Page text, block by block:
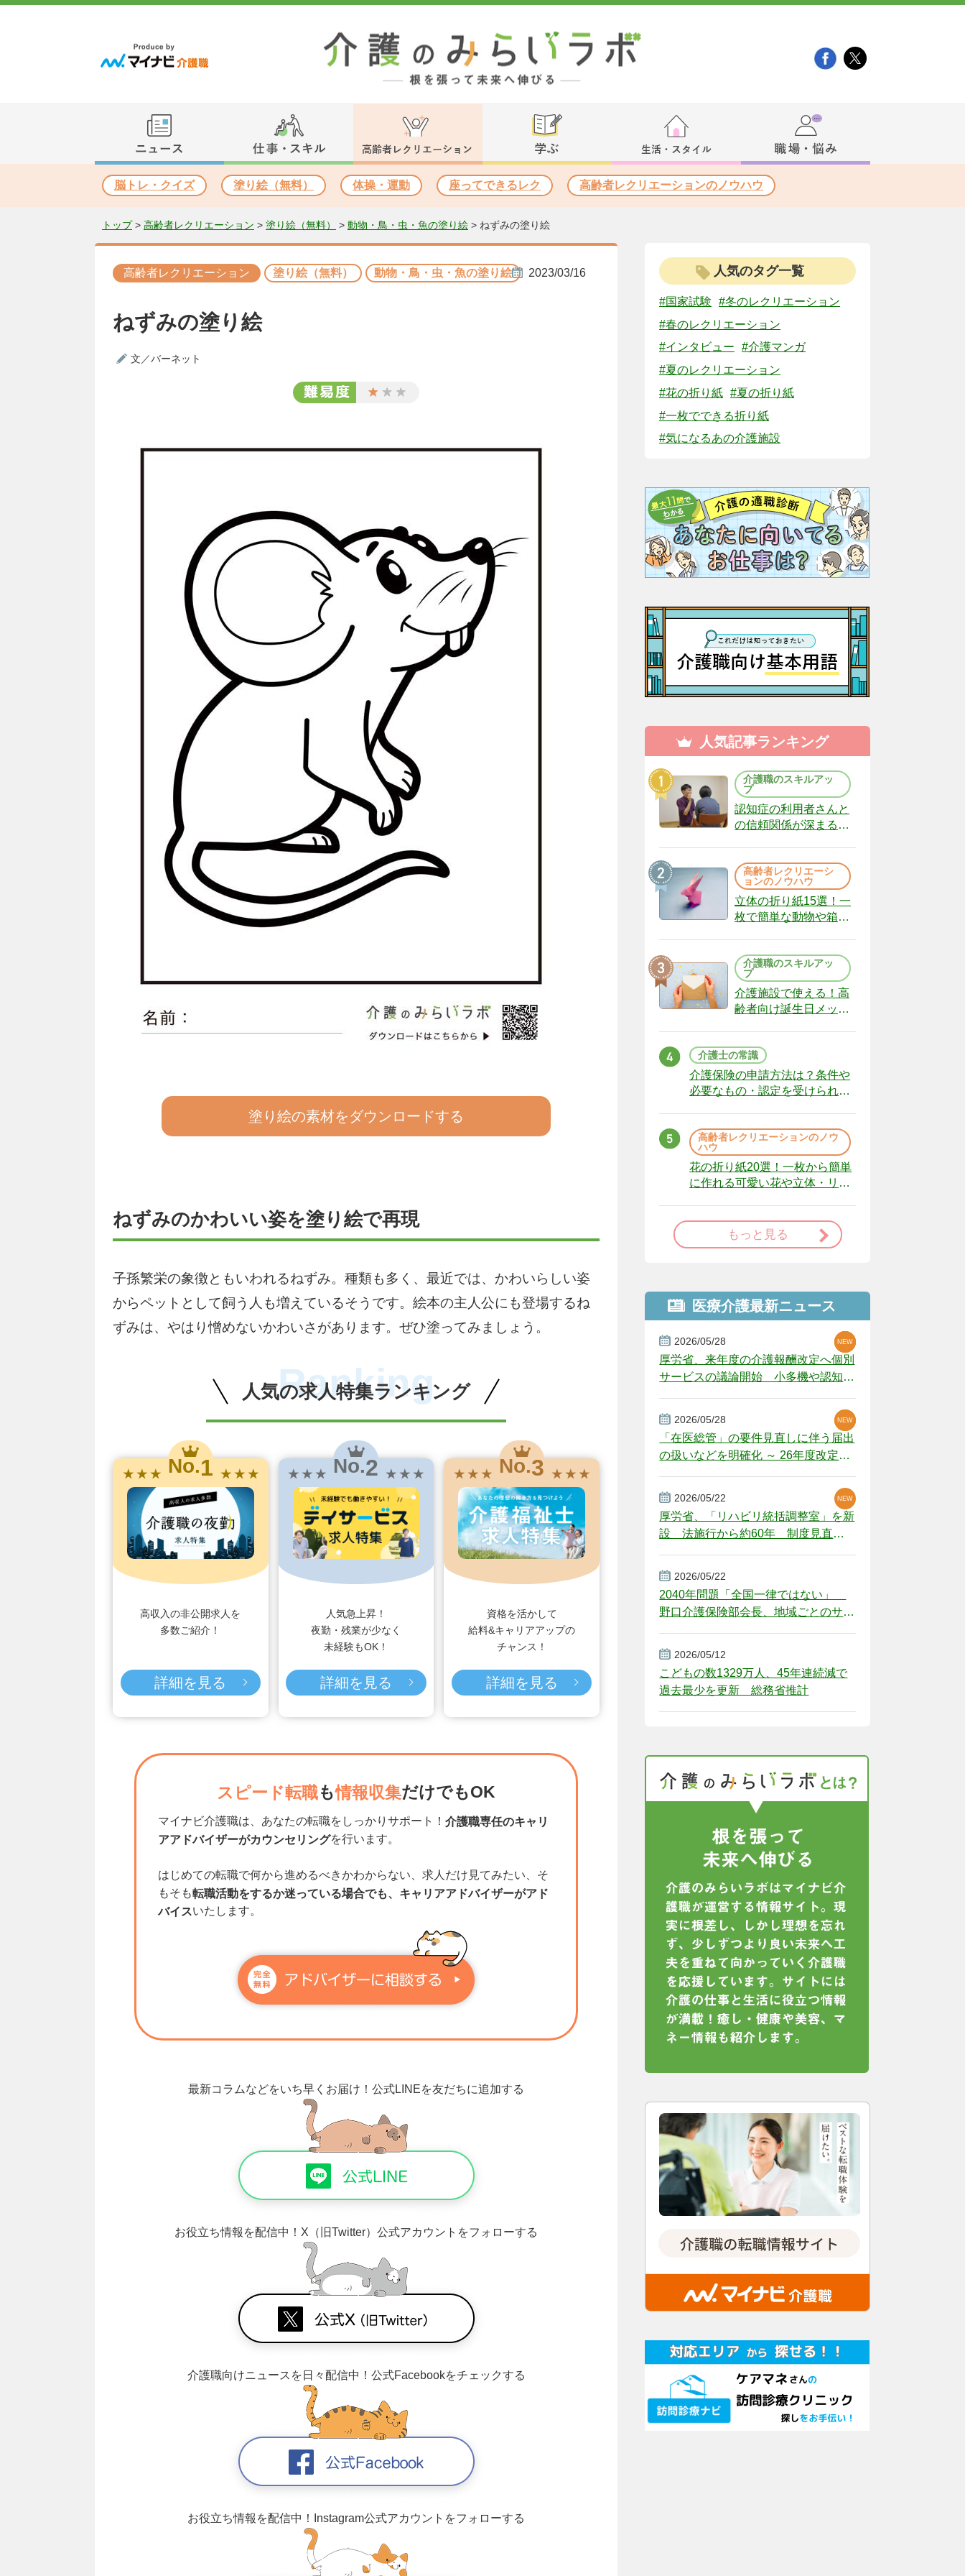
脳トレ・クイズ 塗り絵（無料） 体操・運動 座ってできるレク 高齢者レクリエーションのノウハウ
トップ> 高齢者レクリエーション > 塗り絵（無料） > 動物・鳥・虫・魚の塗り絵 > ねずみの塗り絵
高齢者レクリエーション 塗り絵（無料） 動物・鳥・虫・魚の塗り絵 2023/03/16
ねずみの塗り絵
文／バーネット
塗り絵の素材をダウンロードする
ねずみのかわいい姿を塗り絵で再現
子孫繁栄の象徴ともいわれるねずみ。種類も多く、最近では、かわいらしい姿
からペットとして飼う人も増えているそうです。絵本の主人公にも登場するね
ずみは、やはり憎めないかわいさがあります。ぜひ塗ってみましょう。
人気の求人特集ランキング
Ranking
★ ★ ★ No.1 ★ ★ ★
高収入の非公開求人を
多数ご紹介！
詳細を見る
★ ★ ★ No.2 ★ ★ ★
人気急上昇！
夜勤・残業が少なく
未経験もOK！
詳細を見る
★ ★ ★ No.3 ★ ★ ★
資格を活かして
給料&キャリアアップの
チャンス！
詳細を見る
スピード転職も情報収集だけでもOK
マイナビ介護職は、あなたの転職をしっかりサポート！ 介護職専任のキャリ
アアドバイザーがカウンセリングを行います。
はじめての転職で何から進めるべきかわからない、求人だけ見てみたい、そ
もそも転職活動をするか迷っている場合でも、キャリアアドバイザーがアド
バイスいたします。
最新コラムなどをいち早くお届け！ 公式LINEを友だちに追加する
お役立ち情報を配信中！ X（旧Twitter）公式アカウントをフォローする
介護職向けニュースを日々配信中！ 公式Facebookをチェックする
お役立ち情報を配信中！ Instagram公式アカウントをフォローする
人気のタグ一覧
#国家試験
#冬のレクリエーション
#春のレクリエーション
#インタビュー
#介護マンガ
#夏のレクリエーション
#花の折り紙 #夏の折り紙
#一枚でできる折り紙
#気になるあの介護施設
人気記事ランキング
介護職のスキルアッ
プ
認知症の利用者さんと
の信頼関係が深まる声
（22）
高齢者レクリエーシ
ョンのノウハウ
立体の折り紙15選！一
枚で簡単な動物や箱、
介護職のスキルアッ
プ
介護施設で使える！高
齢者向け誕生日メッセ
介護士の常識
介護保険の申請方法は？条件や
必要なもの・認定を受けられな
高齢者レクリエーションのノウ
ハウ
花の折り紙20選！一枚から簡単
に作れる可愛い花や立体・リー
もっと見る
医療介護最新ニュース
2026/05/28
厚労省、来年度の介護報酬改定へ個別
サービスの議論開始 小多機や認知症
NEW
NEW
NEW
2026/05/28
「在医総管」の要件見直しに伴う届出
の扱いなどを明確化 ～ 26年度改定疑
NEW
NEW
2026/05/22
厚労省、「リハビリ統括調整室」を新
設 法施行から約60年 制度見直し
NEW
2026/05/22
2040年問題「全国一律ではない」
野口介護保険部会長、地域ごとのサー
2026/05/12
こどもの数1329万人、45年連続減で
過去最少を更新 総務省推計